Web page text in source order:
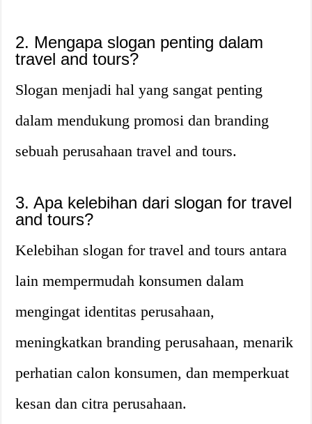
2. Mengapa slogan penting dalam
travel and tours?
Slogan menjadi hal yang sangat penting
dalam mendukung promosi dan branding
sebuah perusahaan travel and tours.
3. Apa kelebihan dari slogan for travel
and tours?
Kelebihan slogan for travel and tours antara
lain mempermudah konsumen dalam
mengingat identitas perusahaan,
meningkatkan branding perusahaan, menarik
perhatian calon konsumen, dan memperkuat
kesan dan citra perusahaan.